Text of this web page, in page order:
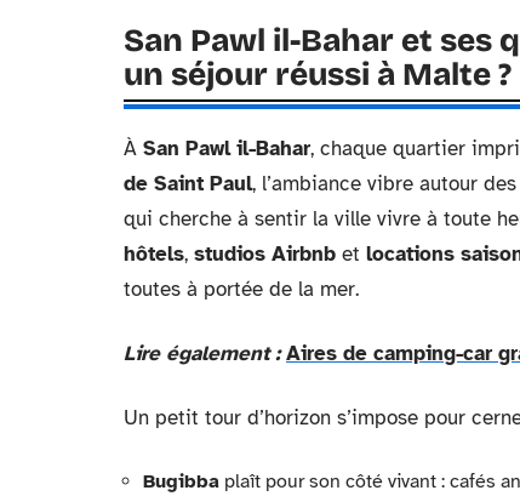
San Pawl il-Bahar et ses
un séjour réussi à Malte ?
À San Pawl il-Bahar, chaque quartier
de Saint Paul, l’ambiance vibre autour
qui cherche à sentir la ville vivre à toute
hôtels, studios Airbnb et locations
toutes à portée de la mer.
Lire également : Aires de camping-car
Un petit tour d’horizon s’impose pour
Bugibba plaît pour son côté vivant : cafés